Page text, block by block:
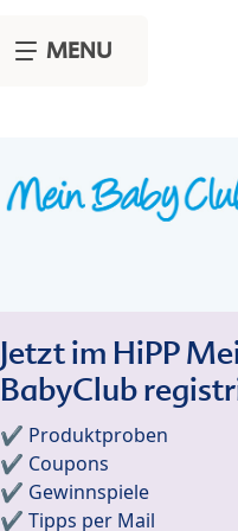
MENU
Jetzt im HiPP
BabyClub
✔️ Produktproben
✔️ Coupons
✔️ Gewinnspiele
✔️ Tipps per Mail